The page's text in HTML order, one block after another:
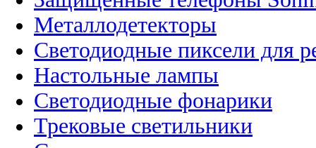
Металлодетекторы
Светодиодные пиксели для
Настольные лампы
Светодиодные фонарики
Трековые светильники